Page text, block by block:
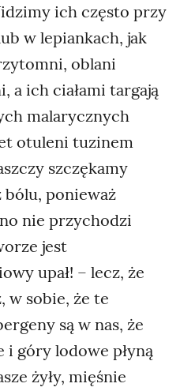
ich często przy
w lepiankach, jak
oblani
a ich ciałami targają
malarycznych
otuleni tuzinem
szczękamy
bólu, ponieważ
nie przychodzi
jest
upał! – lecz, że
w sobie, że te
są w nas, że
góry lodowe płyną
żyły, mięśnie